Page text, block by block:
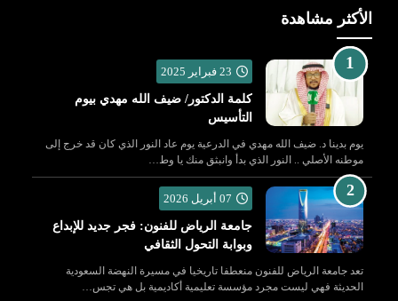
الأكثر مشاهدة
23 فبراير 2025
كلمة الدكتور/ ضيف الله مهدي بيوم
التأسيس
يوم بدينا د. ضيف الله مهدي في الدرعية يوم عاد النور الذي كان قد خرج إلى
موطنه الأصلي .. النور الذي بدأ وانبثق منك يا وط…
07 أبريل 2026
جامعة الرياض للفنون: فجر جديد للإبداع
وبوابة التحول الثقافي
تعد جامعة الرياض للفنون منعطفا تاريخيا في مسيرة النهضة السعودية
الحديثة فهي ليست مجرد مؤسسة تعليمية أكاديمية بل هي تجس…